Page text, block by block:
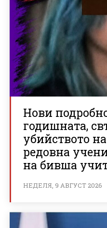
Нови
годишната,
убийството
редовна
на бивша
НЕДЕЛЯ, 9 АВГУСТ 2026